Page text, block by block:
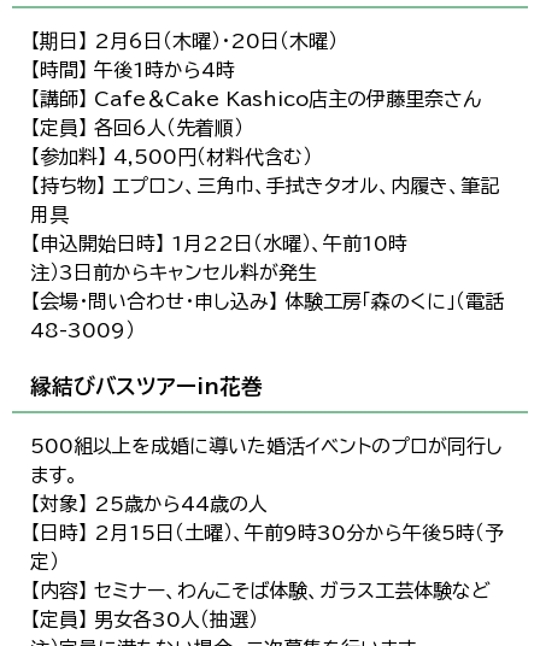
【期日】 2月6日（木曜）・20日（木曜）
【時間】 午後1時から4時
【講師】 Cafe＆Cake Kashico店主の伊藤里奈さん
【定員】 各回6人（先着順）
【参加料】 4,500円（材料代含む）
【持ち物】 エプロン、三角巾、手拭きタオル、内履き、筆記
用具
【申込開始日時】 1月22日（水曜）、午前10時
注）3日前からキャンセル料が発生
【会場・問い合わせ・申し込み】 体験工房「森のくに」（電話
48-3009）
縁結びバスツアーin花巻
500組以上を成婚に導いた婚活イベントのプロが同行し
ます。
【対象】 25歳から44歳の人
【日時】 2月15日（土曜）、午前9時30分から午後5時（予
定）
【内容】 セミナー、わんこそば体験、ガラス工芸体験など
【定員】 男女各30人（抽選）